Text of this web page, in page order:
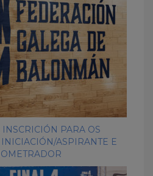
PARA OS
ASPIRANTE E